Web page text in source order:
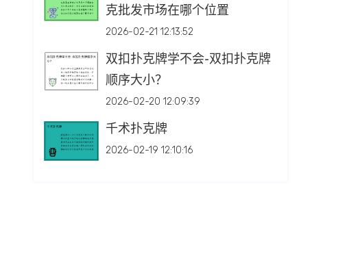
克批发市场在哪个位置
2026-02-21 12:13:52
双扣扑克牌学不会-双扣扑克牌
顺序大小？
2026-02-20 12:09:39
千术扑克牌
2026-02-19 12:10:16